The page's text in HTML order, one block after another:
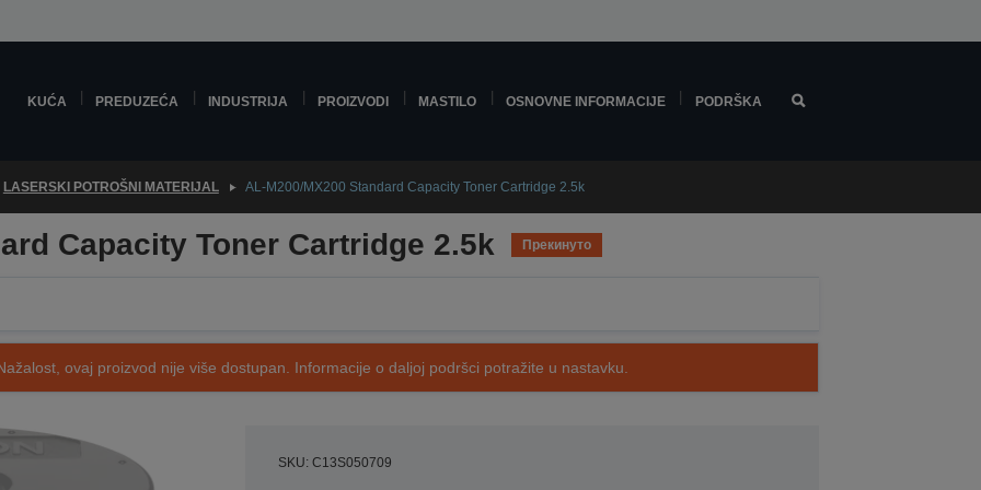
KUĆA PREDUZEĆA INDUSTRIJA PROIZVODI MASTILO OSNOVNE INFORMACIJE PODRŠKA
LASERSKI POTROŠNI MATERIJAL AL-M200/MX200 Standard Capacity Toner Cartridge 2.5k
Capacity Toner Cartridge 2.5k Прекинуто
ovaj proizvod nije više dostupan. Informacije o daljoj podršci potražite u nastavku.
SKU: C13S050709